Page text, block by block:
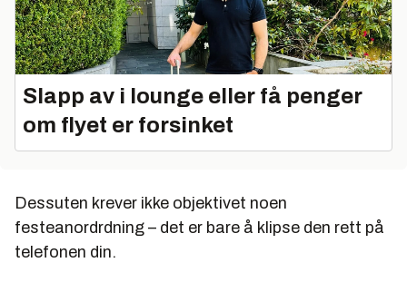
Slapp av i lounge eller få penger
om flyet er forsinket
Dessuten krever ikke objektivet noen
festeanordrdning – det er bare å klipse den rett på
telefonen din.